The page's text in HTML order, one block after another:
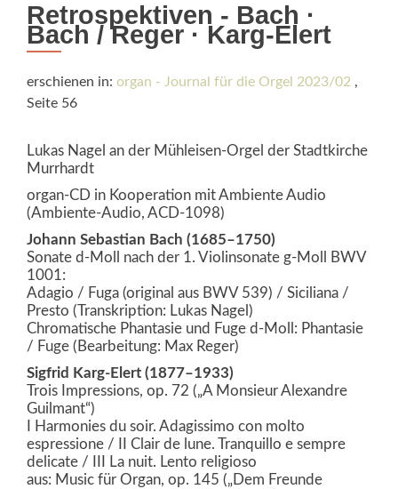
Retrospektiven - Bach ·
Bach / Reger · Karg-Elert
erschienen in: organ - Journal für die Orgel 2023/02 ,
Seite 56
Lukas Nagel an der Mühleisen-Orgel der Stadtkirche
Murrhardt
organ-CD in Kooperation mit Ambiente Audio
(Ambiente-Audio, ACD-1098)
Johann Sebastian Bach (1685–1750)
Sonate d-Moll nach der 1. Violinsonate g-Moll BWV
1001:
Adagio / Fuga (original aus BWV 539) / Siciliana /
Presto (Transkription: Lukas Nagel)
Chromatische Phantasie und Fuge d-Moll: Phantasie
/ Fuge (Bearbeitung: Max Reger)
Sigfrid Karg-Elert (1877–1933)
Trois Impressions, op. 72 („A Monsieur Alexandre
Guilmant“)
I Harmonies du soir. Adagissimo con molto
espressione / II Clair de lune. Tranquillo e sempre
delicate / III La nuit. Lento religioso
aus: Music für Organ, op. 145 („Dem Freunde